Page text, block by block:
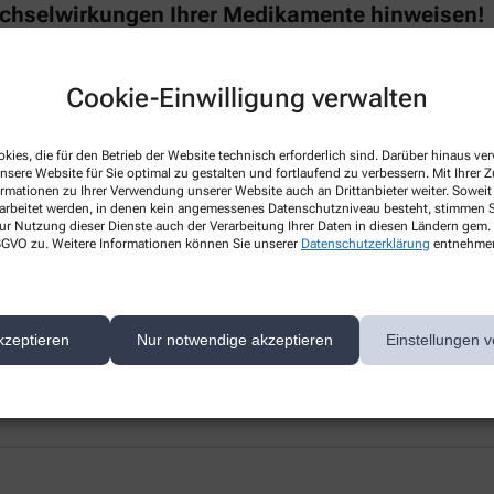
Cookie-Einwilligung verwalten
die für den Betrieb der Website technisch erforderlich sind. Darüber hinaus
Website für Sie optimal zu gestalten und fortlaufend zu verbessern. Mit Ihrer
zu Ihrer Verwendung unserer Website auch an Drittanbieter weiter. Soweit
werden, in denen kein angemessenes Datenschutzniveau besteht, stimmen
Nutzung dieser Dienste auch der Verarbeitung Ihrer Daten in diesen Ländern
zu. Weitere Informationen können Sie unserer Datenschutzerklärung
Nur notwendige akzeptieren Einstellungen
Ihrer Medikamente hinweisen!
verordneten Medikamenten, da der Patient die Namen oft nicht
checkt automatisch diese Interaktionen und macht
nötig erfolgt eine Information und Besprechung mit Ihrem Arzt.
vor. Wir speichern die Befreiung in unserem Computer und können